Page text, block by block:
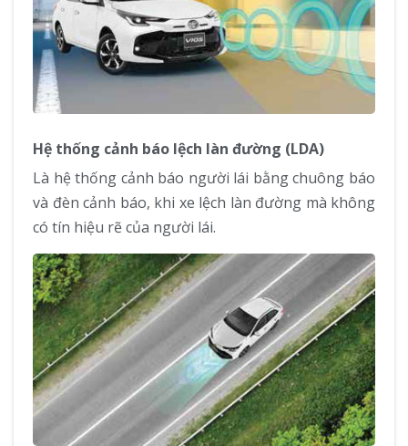
Hệ thống cảnh báo lệch làn đường (LDA)
Là hệ thống cảnh báo người lái bằng chuông báo
và đèn cảnh báo, khi xe lệch làn đường mà không
có tín hiệu rẽ của người lái.